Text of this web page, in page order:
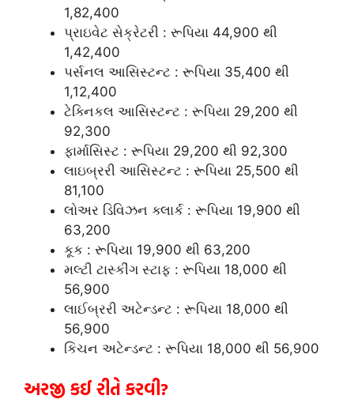
1,82,400
પ્રાઇવેટ સેક્રેટરી : રૂપિયા 44,900 થી
1,42,400
પર્સનલ આસિસ્ટન્ટ : રૂપિયા 35,400 થી
1,12,400
ટેક્નિકલ આસિસ્ટન્ટ : રૂપિયા 29,200 થી
92,300
ફાર્માસિસ્ટ : રૂપિયા 29,200 થી 92,300
લાઇબ્રરી આસિસ્ટન્ટ : રૂપિયા 25,500 થી
81,100
લોઅર ડિવિઝન ક્લાર્ક : રૂપિયા 19,900 થી
63,200
કૂક : રૂપિયા 19,900 થી 63,200
મલ્ટી ટાસ્કીંગ સ્ટાફ : રૂપિયા 18,000 થી
56,900
લાઈબ્રરી અટેન્ડન્ટ : રૂપિયા 18,000 થી
56,900
કિચન અટેન્ડન્ટ : રૂપિયા 18,000 થી 56,900
અરજી કઈ રીતે કરવી?